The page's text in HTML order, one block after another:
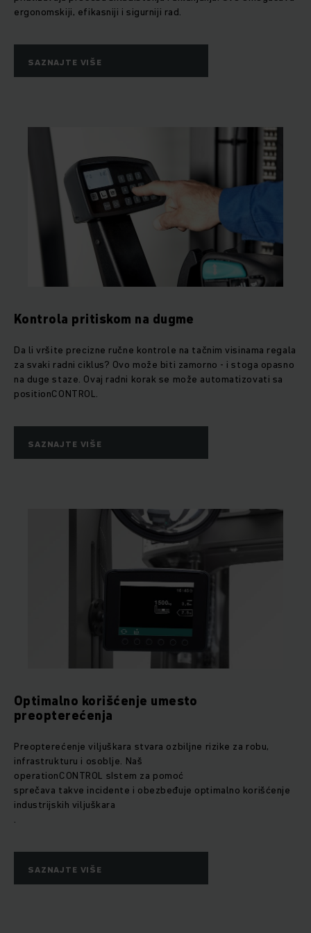
ergonomskiji, efikasniji i sigurniji rad.
SAZNAJTE VIŠE
Kontrola pritiskom na dugme
Da li vršite precizne ručne kontrole na tačnim visinama regala
za svaki radni ciklus? Ovo može biti zamorno - i stoga opasno
na duge staze. Ovaj radni korak se može automatizovati sa
positionCONTROL.
SAZNAJTE VIŠE
Optimalno korišćenje umesto
preopterećenja
Preopterećenje viljuškara stvara ozbiljne rizike za robu,
infrastrukturu i osoblje. Naš
operationCONTROL sIstem za pomoć
sprečava takve incidente i obezbeđuje optimalno korišćenje
industrijskih viljuškara
.
SAZNAJTE VIŠE